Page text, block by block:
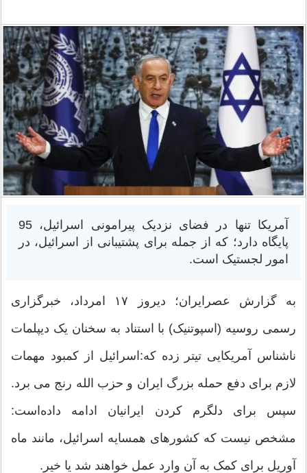
آمریکا تنها در فضای نزدیک پیرامونی اسرائیل، 95
پایگاه دارد؛ که از جمله برای پشتیبانی از اسرائیل، در
امور لجستیک است.
به گزارش عصرایران؛ دیروز ۱۷ امرداد، خبرگزاری
رسمی روسیه (اسپوتنیک) با استناد به سخنان یک دیپلمات
ناشناس آمریکایی تیتر زده که:اسرائیل از کمبود مهمات
لازم برای دفع حمله بزرگ ایران و حزب الله رنج می برد.
سپس برای دلگرم کردن ایرانیان ادامه داده‌است:
مشخص نیست که کشورهای همسایه اسرائیل، مانند ماه
آوریل برای کمک به آن وارد عمل خواهند شد یا خیر.